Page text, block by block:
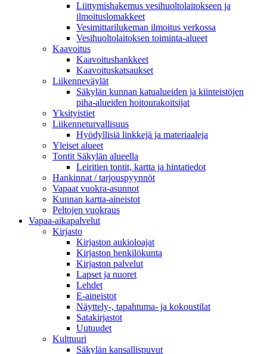
Liittymishakemus vesihuoltolaitokseen ja
ilmoituslomakkeet
Vesimittarilukeman ilmoitus verkossa
Vesihuoltolaitoksen toiminta-alueet
Kaavoitus
Kaavoitushankkeet
Kaavoituskatsaukset
Liikenneväylät
Säkylän kunnan katualueiden ja kiinteistöjen
piha-alueiden hoitourakoitsijat
Yksityistiet
Liikenneturvallisuus
Hyödyllisiä linkkejä ja materiaaleja
Yleiset alueet
Tontit Säkylän alueella
Leiritien tontit, kartta ja hintatiedot
Hankinnat / tarjouspyynnöt
Vapaat vuokra-asunnot
Kunnan kartta-aineistot
Peltojen vuokraus
Vapaa-aika­palvelut
Kirjasto
Kirjaston aukioloajat
Kirjaston henkilökunta
Kirjaston palvelut
Lapset ja nuoret
Lehdet
E-aineistot
Näyttely-, tapahtuma- ja kokoustilat
Satakirjastot
Uutuudet
Kulttuuri
Säkylän kansallispuvut